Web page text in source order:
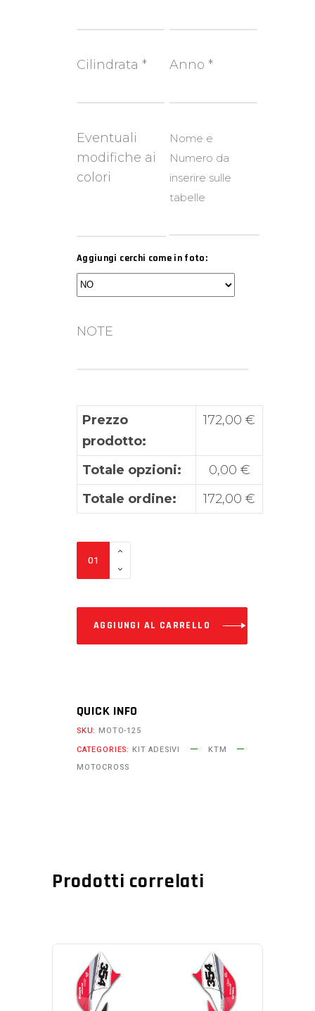
Cilindrata * Anno*
Eventuali
modifiche ai
colori
Nome e
Numero da
inserire sulle
tabelle
Aggiungi cerchi come in foto:
NOTE
Prezzo
prodotto:
172,00 €
Totale opzioni: 0,00 €
Totale ordine:
172,00 €
Grafiche
–
adesivi
tutti
i
modelli
quantity
AGGIUNGI AL CARRELLO
QUICK INFO
SKU: MOTO-125
CATEGORIES: KIT ADESIVI
KTM
MOTOCROSS
Prodotti correlati